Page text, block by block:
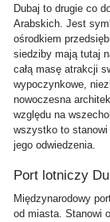
Dubaj to drugie co
Arabskich. Jest
ośrodkiem
siedziby mają tutaj
całą masę atrakcji
wypoczynkowe,
nowoczesna
względu na
wszystko to
jego odwiedzenia.
Port lotniczy
Międzynarodowy
od miasta. Stanowi